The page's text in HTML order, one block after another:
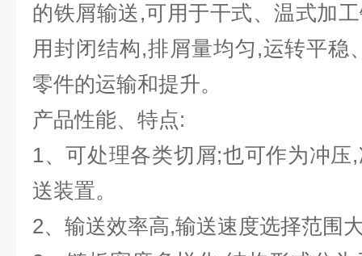
的铁屑输送,可用于干式、温式加
用封闭结构,排屑量均匀,运转平稳
零件的运输和提升。
产品性能、特点:
1、可处理各类切屑;也可作为冲
送装置。
2、输送效率高,输送速度选择范围